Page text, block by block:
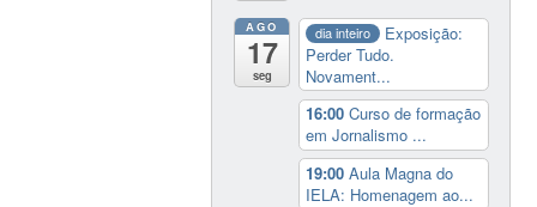
AGO
17
seg
dia inteiro
Exposição:
Perder Tudo.
Novament...
16:00Curso de formação
em Jornalismo ...
19:00Aula Magna do
IELA: Homenagem ao...